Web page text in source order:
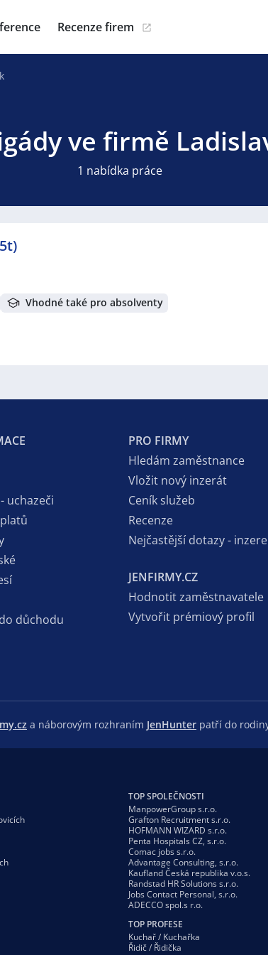
Recenze firem
ve firmě
1 nabídka práce
Vhodné také pro absolventy
uchazeči
důchodu
PRO FIRMY
Hledám zaměstnance
Vložit nový inzerát
Ceník služeb
Recenze
Nejčastější dotazy -
JENFIRMY.CZ
Hodnotit zaměstnavatele
Vytvořit prémiový profil
a náborovým rozhraním JenHunter patří do
TOP SPOLEČNOSTI
ManpowerGroup s.r.o.
Grafton Recruitment s.r.o.
HOFMANN WIZARD s.r.o.
Penta Hospitals CZ, s.r.o.
Comac jobs s.r.o.
Advantage Consulting, s.r.o.
Kaufland Česká republika v.o.s.
Randstad HR Solutions s.r.o.
Jobs Contact Personal, s.r.o.
ADECCO spol.s r.o.
TOP PROFESE
Kuchař / Kuchařka
Řidič / Řidička